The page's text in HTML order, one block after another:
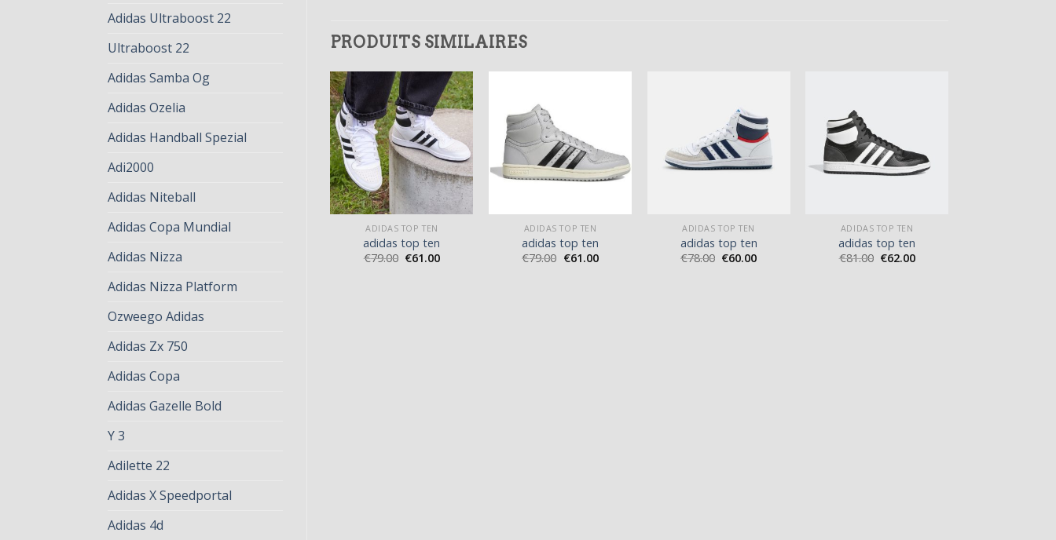
Adidas Ultraboost 22
Ultraboost 22
Adidas Samba Og
Adidas Ozelia
Adidas Handball Spezial
Adi2000
Adidas Niteball
Adidas Copa Mundial
Adidas Nizza
Adidas Nizza Platform
Ozweego Adidas
Adidas Zx 750
Adidas Copa
Adidas Gazelle Bold
Y 3
Adilette 22
Adidas X Speedportal
Adidas 4d
PRODUITS SIMILAIRES
ADIDAS TOP TEN
adidas top ten
€79.00 €61.00
ADIDAS TOP TEN
adidas top ten
€79.00 €61.00
ADIDAS TOP TEN
adidas top ten
€78.00 €60.00
ADIDAS TOP TEN
adidas top ten
€81.00 €62.00
ADIDAS TOP TEN
63.00
ADIDAS TOP TEN